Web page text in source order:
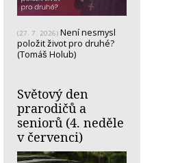
(27. 7. 2026) Není nesmysl
položit život pro druhé?
(Tomáš Holub)
Světový den
prarodičů a
seniorů (4. neděle
v červenci)